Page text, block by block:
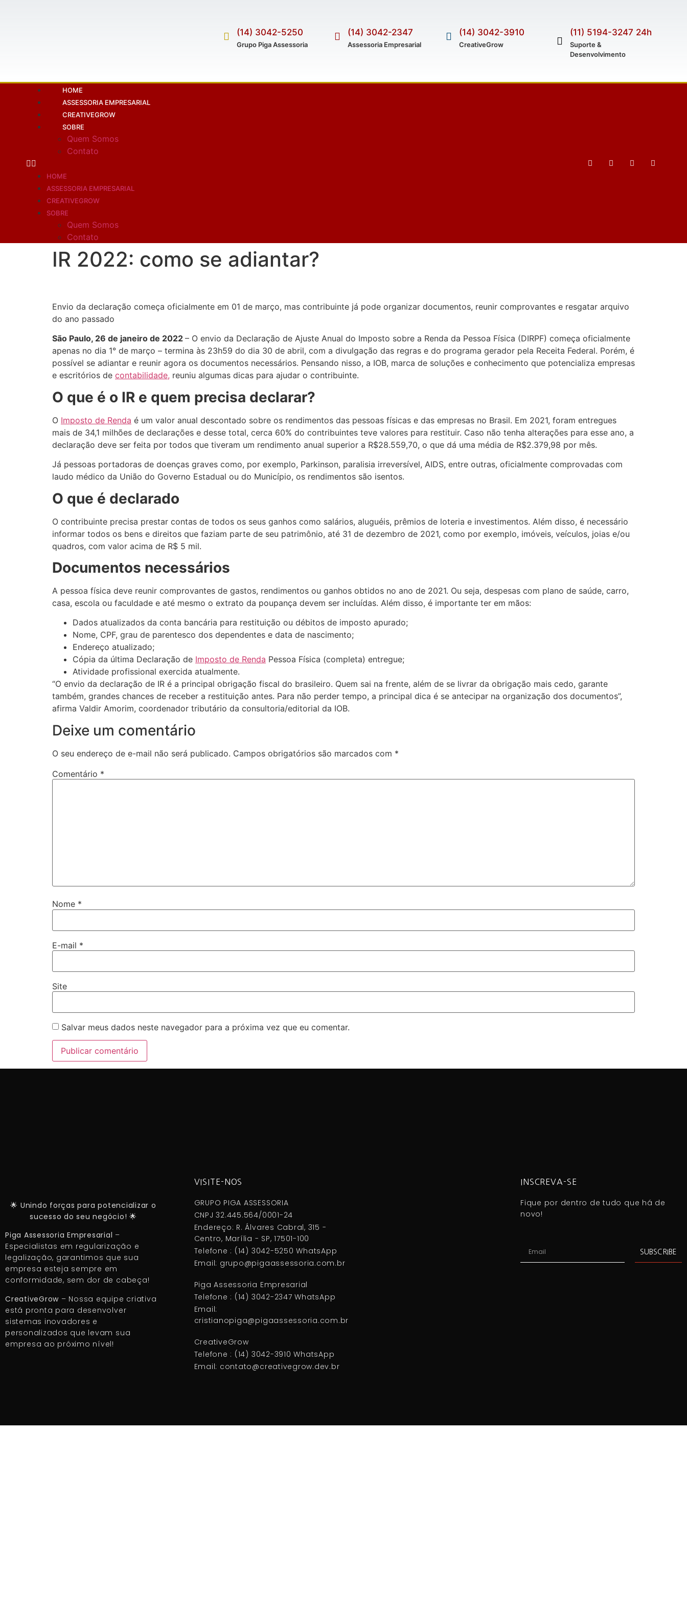
(14) 3042-5250
Grupo Piga Assessoria
(14) 3042-2347
Assessoria Empresarial
(14) 3042-3910
CreativeGrow
(11) 5194-3247 24h
Suporte &
Desenvolvimento
HOME
ASSESSORIA EMPRESARIAL
CREATIVEGROW
SOBRE
Quem Somos
Contato
HOME
ASSESSORIA EMPRESARIAL
CREATIVEGROW
SOBRE
Quem Somos
Contato
IR 2022: como se adiantar?
Envio da declaração começa oficialmente em 01 de março, mas contribuinte já pode organizar documentos, reunir comprovantes e resgatar arquivo
do ano passado
São Paulo, 26 de janeiro de 2022 – O envio da Declaração de Ajuste Anual do Imposto sobre a Renda da Pessoa Física (DIRPF) começa oficialmente
apenas no dia 1° de março – termina às 23h59 do dia 30 de abril, com a divulgação das regras e do programa gerador pela Receita Federal. Porém, é
possível se adiantar e reunir agora os documentos necessários. Pensando nisso, a IOB, marca de soluções e conhecimento que potencializa empresas
e escritórios de contabilidade, reuniu algumas dicas para ajudar o contribuinte.
O que é o IR e quem precisa declarar?
O Imposto de Renda é um valor anual descontado sobre os rendimentos das pessoas físicas e das empresas no Brasil. Em 2021, foram entregues
mais de 34,1 milhões de declarações e desse total, cerca 60% do contribuintes teve valores para restituir. Caso não tenha alterações para esse ano, a
declaração deve ser feita por todos que tiveram um rendimento anual superior a R$28.559,70, o que dá uma média de R$2.379,98 por mês.
Já pessoas portadoras de doenças graves como, por exemplo, Parkinson, paralisia irreversível, AIDS, entre outras, oficialmente comprovadas com
laudo médico da União do Governo Estadual ou do Município, os rendimentos são isentos.
O que é declarado
O contribuinte precisa prestar contas de todos os seus ganhos como salários, aluguéis, prêmios de loteria e investimentos. Além disso, é necessário
informar todos os bens e direitos que faziam parte de seu patrimônio, até 31 de dezembro de 2021, como por exemplo, imóveis, veículos, joias e/ou
quadros, com valor acima de R$ 5 mil.
Documentos necessários
A pessoa física deve reunir comprovantes de gastos, rendimentos ou ganhos obtidos no ano de 2021. Ou seja, despesas com plano de saúde, carro,
casa, escola ou faculdade e até mesmo o extrato da poupança devem ser incluídas. Além disso, é importante ter em mãos:
Dados atualizados da conta bancária para restituição ou débitos de imposto apurado;
Nome, CPF, grau de parentesco dos dependentes e data de nascimento;
Endereço atualizado;
Cópia da última Declaração de Imposto de Renda Pessoa Física (completa) entregue;
Atividade profissional exercida atualmente.
“O envio da declaração de IR é a principal obrigação fiscal do brasileiro. Quem sai na frente, além de se livrar da obrigação mais cedo, garante
também, grandes chances de receber a restituição antes. Para não perder tempo, a principal dica é se antecipar na organização dos documentos”,
afirma Valdir Amorim, coordenador tributário da consultoria/editorial da IOB.
Deixe um comentário
O seu endereço de e-mail não será publicado. Campos obrigatórios são marcados com *
Comentário *
Nome *
E-mail *
Site
Salvar meus dados neste navegador para a próxima vez que eu comentar.
🌟 Unindo forças para potencializar o
sucesso do seu negócio! 🌟
Piga Assessoria Empresarial –
Especialistas em regularização e
legalização, garantimos que sua
empresa esteja sempre em
conformidade, sem dor de cabeça!
CreativeGrow – Nossa equipe criativa
está pronta para desenvolver
sistemas inovadores e
personalizados que levam sua
empresa ao próximo nível!
VISITE-NOS
GRUPO PIGA ASSESSORIA
CNPJ 32.445.564/0001-24
Endereço: R. Álvares Cabral, 315 -
Centro, Marília - SP, 17501-100
Telefone : (14) 3042-5250 WhatsApp
Email: grupo@pigaassessoria.com.br
Piga Assessoria Empresarial
Telefone : (14) 3042-2347 WhatsApp
Email:
cristianopiga@pigaassessoria.com.br
CreativeGrow
Telefone : (14) 3042-3910 WhatsApp
Email: contato@creativegrow.dev.br
INSCREVA-SE
Fique por dentro de tudo que há de
novo!
SUBSCRIBE